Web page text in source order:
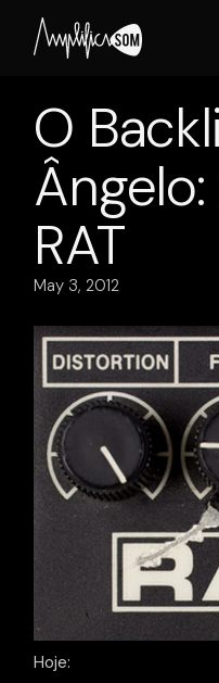
content
O
RAT
May 3, 2012
Hoje: